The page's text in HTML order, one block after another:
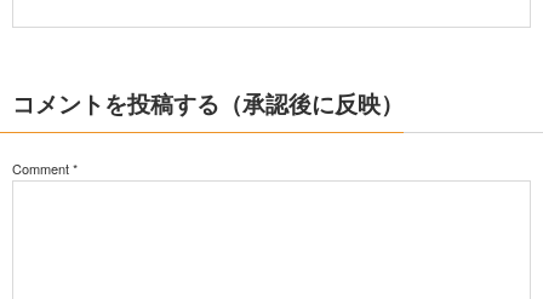
コメントを投稿する（承認後に反映）
Comment*